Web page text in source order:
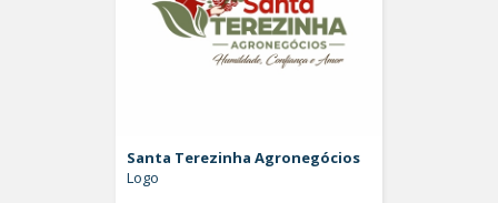
Santa Terezinha Agronegócios
Logo